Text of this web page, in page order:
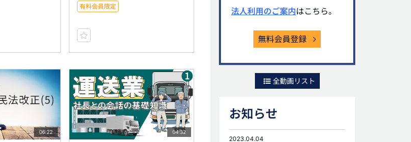
有料会員限定
06:22 04:32
法人利用のご案内はこちら。
無料会員登録
全動画リスト
お知らせ
2023.04.04